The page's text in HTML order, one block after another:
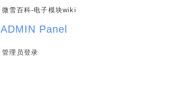
tab
微雪百科-电子模块wiki
ADMIN Panel
管理员登录